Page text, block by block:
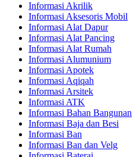
Informasi Akrilik
Informasi Aksesoris Mobil
Informasi Alat Dapur
Informasi Alat Pancing
Informasi Alat Rumah
Informasi Alumunium
Informasi Apotek
Informasi Aqiqah
Informasi Arsitek
Informasi ATK
Informasi Bahan Bangunan
Informasi Baja dan Besi
Informasi Ban
Informasi Ban dan Velg